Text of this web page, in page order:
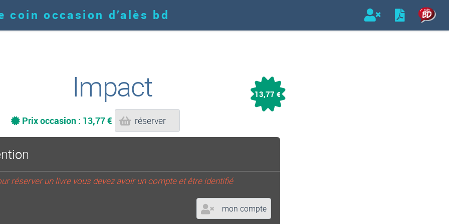
coin occasion d’alès bd
Impact 13,77€
Prix occasion : 13,77 € réserver
réserver un livre vous devez avoir un compte et être identifié
mon compte